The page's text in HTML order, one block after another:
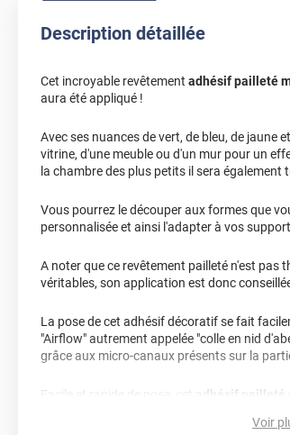
Description détaillée
Cet incroyable revêtement adhésif pailleté
aura été appliqué !
Avec ses nuances de vert, de bleu, de jaune
vitrine, d'une meuble ou d'un mur pour un
la chambre des plus petits il sera
Vous pourrez le découper aux formes que
personnalisée et ainsi l'adapter à vos
A noter que ce revêtement pailleté n'est pas
véritables, son application est donc
La pose de cet adhésif décoratif se fait
"Airflow" autrement appelée "colle en nid
grâce aux micro-canaux présents sur la
Facile et rapide de pose, cet adhésif pailleté
Voir